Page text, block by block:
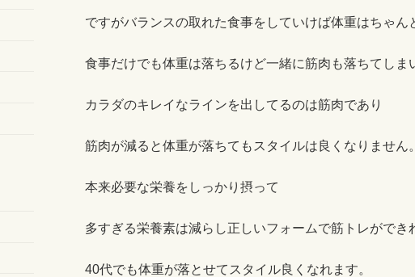
ですがバランスの取れた食事をしていけば体重はちゃん
食事だけでも体重は落ちるけど一緒に筋肉も落ちてしま
カラダのキレイなラインを出してるのは筋肉であり
筋肉が減ると体重が落ちてもスタイルは良くなりません
本来必要な栄養をしっかり摂って
多すぎる栄養素は減らし正しいフォームで筋トレができ
40代でも体重が落とせてスタイル良くなれます。